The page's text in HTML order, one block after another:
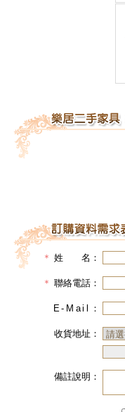
＊ 姓 名：
＊ 聯絡電話：
E-Mail ：
收貨地址：
備註說明：